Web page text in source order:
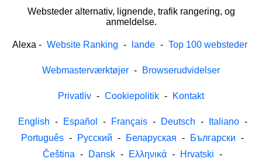
Websteder alternativ, lignende, trafik rangering, og
anmeldelse.
Alexa - Website Ranking - lande - Top 100 websteder
Webmasterværktøjer - Browserudvidelser
Privatliv - Cookiepolitik - Kontakt
English - Español - Français - Deutsch - Italiano -
Português - Русский - Беларуская - Български -
Čeština - Dansk - Ελληνικά - Hrvatski -